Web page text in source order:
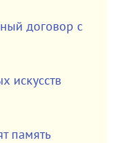
договор с
искусств
память